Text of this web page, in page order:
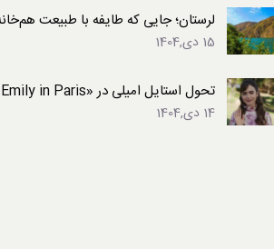
لرستان؛ جایی که طایفه با طبیعت
15 دی,1404
تحول استایل امیلی در «Emily in Paris» فصل ۵
14 دی,1404